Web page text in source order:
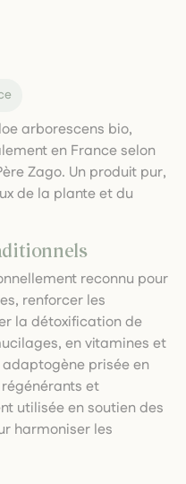
arborescens bio,
en France selon
Zago. Un produit pur,
de la plante et du
reconnu pour
renforcer les
la détoxification de
en vitamines et
prisée en
et
utilisée en soutien des
harmoniser les